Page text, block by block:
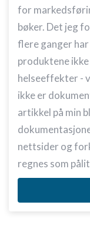
for
bøker. Det jeg
flere ganger
produktene
helseeffekter -
ikke er
artikkel på min
nettsider og
regnes som